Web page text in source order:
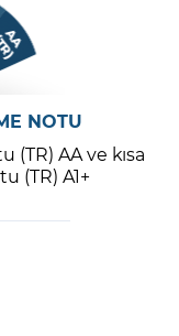
NOTU
AA ve kısa
(TR) A1+